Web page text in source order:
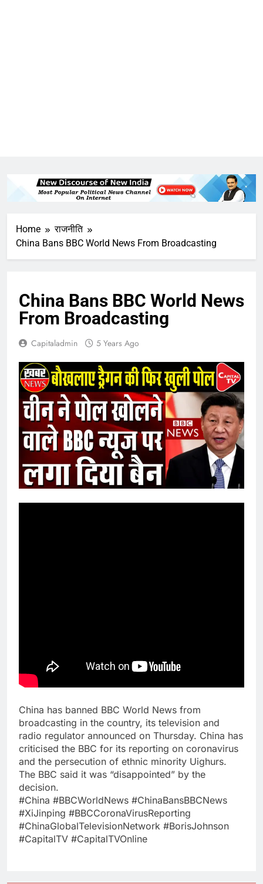
Home
राजनीति
China Bans BBC World News From Broadcasting
China Bans BBC World News
From Broadcasting
Capitaladmin 5 Years Ago
China has banned BBC World News from
broadcasting in the country, its television and
radio regulator announced on Thursday. China has
criticised the BBC for its reporting on coronavirus
and the persecution of ethnic minority Uighurs.
The BBC said it was “disappointed” by the
decision.
#China​ #BBCWorldNews​ #ChinaBansBBCNews​
#XiJinping​ #BBCCoronaVirusReporting​
#ChinaGlobalTelevisionNetwork​ #BorisJohnson​
#CapitalTV​ #CapitalTVOnline